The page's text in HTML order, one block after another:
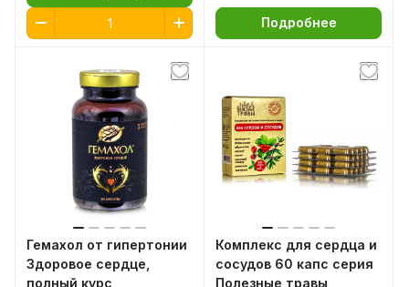
Подробнее
Гемахол от гипертонии
Здоровое сердце,
полный курс
Комплекс для сердца и
сосудов 60 капс серия
Полезные травы